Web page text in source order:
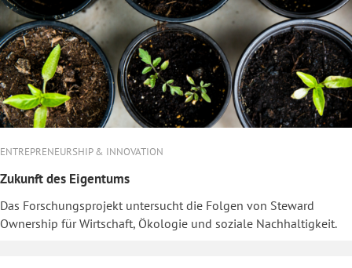
ENTREPRENEURSHIP & INNOVATION
Zukunft des Eigentums
Das Forschungsprojekt untersucht die Folgen von Steward
Ownership für Wirtschaft, Ökologie und soziale Nachhaltigkeit.